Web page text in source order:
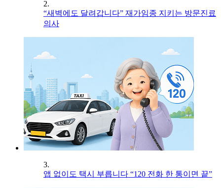
2.
“새벽에도 달려갑니다” 재가임종 지키는 방문진료
의사
3.
앱 없이도 택시 부릅니다 “120 전화 한 통이면 끝”